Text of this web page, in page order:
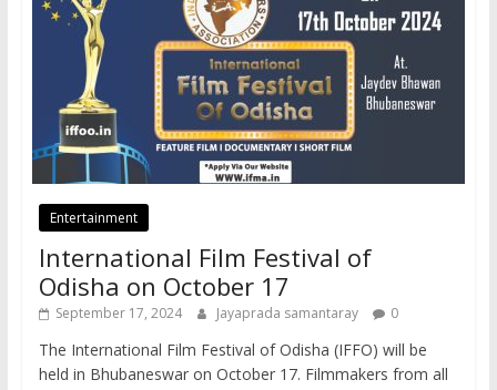
Entertainment
International Film Festival of
Odisha on October 17
September 17, 2024 Jayaprada samantaray 0
The International Film Festival of Odisha (IFFO) will be
held in Bhubaneswar on October 17. Filmmakers from all